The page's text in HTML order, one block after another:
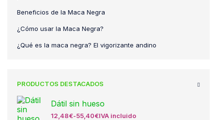
Beneficios de la Maca Negra
¿Cómo usar la Maca Negra?
¿Qué es la maca negra? El vigorizante andino
PRODUCTOS DESTACADOS
Dátil sin hueso
12,48€-55,40€IVA incluido